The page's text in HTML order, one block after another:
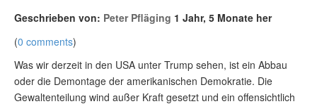
Geschrieben von: Peter Pfläging 1 Jahr, 5 Monate her
(0 comments)
Was wir derzeit in den USA unter Trump sehen, ist ein Abbau
oder die Demontage der amerikanischen Demokratie. Die
Gewaltenteilung wind außer Kraft gesetzt und ein offensichtlich